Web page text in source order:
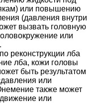
или повышению
(давления внутри
вызвать головную
или
реконструкции лба
лба, кожи головы
быть результатом
или
также может
или